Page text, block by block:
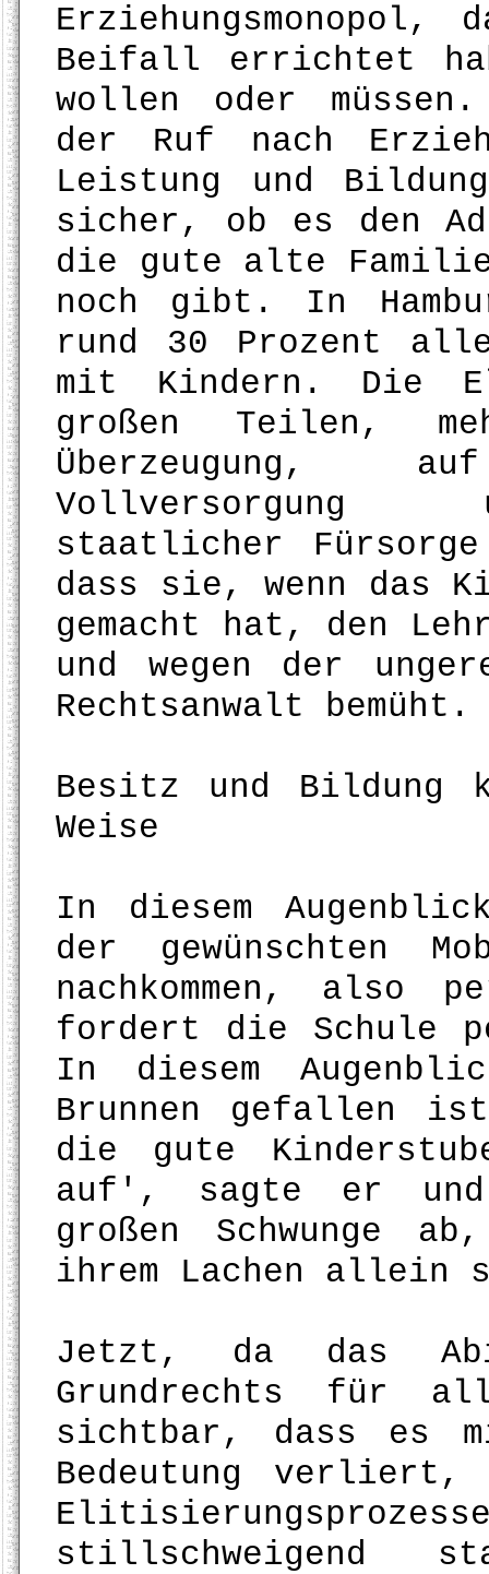
Erziehungsmonopol,
Beifall errichtet
wollen oder
der Ruf nach
Leistung und
sicher, ob es den
die gute alte Familie,
noch gibt. In
rund 30 Prozent
mit Kindern. Die
großen Teilen,
Überzeugung,
Vollversorgung
staatlicher
dass sie, wenn das
gemacht hat, den
und wegen der
Rechtsanwalt bemüht.
Besitz und Bildung
Weise
In diesem
der gewünschten
nachkommen, also
fordert die Schule
In diesem
Brunnen gefallen
die gute
auf', sagte er und
großen Schwunge
ihrem Lachen allein
Jetzt, da das
Grundrechts für
sichtbar, dass es
Bedeutung
stillschweigend